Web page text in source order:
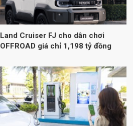
Land Cruiser FJ cho dân chơi
OFFROAD giá chỉ 1,198 tỷ đồng